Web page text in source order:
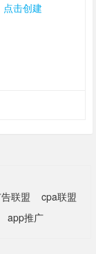
击创建
联盟
cpa联盟
app推广